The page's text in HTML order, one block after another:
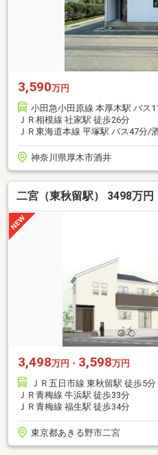
3,590万円
小田急小田原線 本厚木駅 バス
ＪＲ相模線 社家駅 徒歩26分
ＪＲ東海道本線 平塚駅 バス47分/
神奈川県厚木市酒井
二宮（東秋留駅） 3498万円
3,498万円・ 3,598万円
ＪＲ五日市線 東秋留駅 徒歩5分
ＪＲ青梅線 牛浜駅 徒歩33分
ＪＲ青梅線 福生駅 徒歩34分
東京都あきる野市二宮